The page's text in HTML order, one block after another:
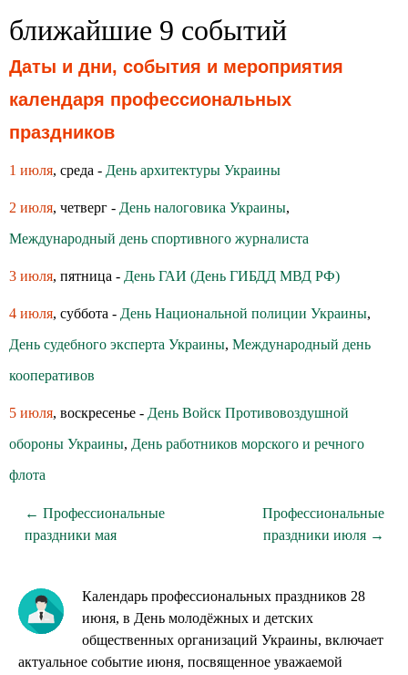
ближайшие 9 событий
Даты и дни, события и мероприятия
календаря профессиональных
праздников
1 июля, среда - День архитектуры Украины
2 июля, четверг - День налоговика Украины,
Международный день спортивного журналиста
3 июля, пятница - День ГАИ (День ГИБДД МВД РФ)
4 июля, суббота - День Национальной полиции Украины,
День судебного эксперта Украины, Международный день
кооперативов
5 июля, воскресенье - День Войск Противовоздушной
обороны Украины, День работников морского и речного
флота
← Профессиональные
праздники мая
Профессиональные
праздники июля →
Календарь профессиональных праздников 28
июня, в День молодёжных и детских
общественных организаций Украины, включает
актуальное событие июня, посвященное уважаемой